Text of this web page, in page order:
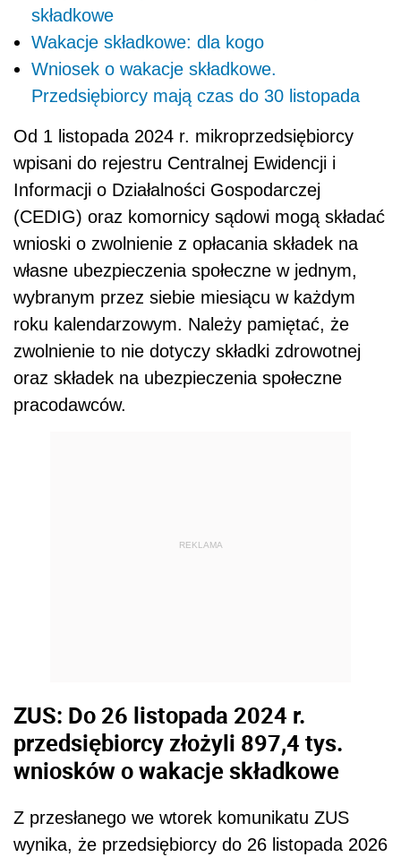
składkowe
Wakacje składkowe: dla kogo
Wniosek o wakacje składkowe.
Przedsiębiorcy mają czas do 30 listopada
Od 1 listopada 2024 r. mikroprzedsiębiorcy
wpisani do rejestru Centralnej Ewidencji i
Informacji o Działalności Gospodarczej
(CEDIG) oraz komornicy sądowi mogą składać
wnioski o zwolnienie z opłacania składek na
własne ubezpieczenia społeczne w jednym,
wybranym przez siebie miesiącu w każdym
roku kalendarzowym. Należy pamiętać, że
zwolnienie to nie dotyczy składki zdrowotnej
oraz składek na ubezpieczenia społeczne
pracodawców.
REKLAMA
ZUS: Do 26 listopada 2024 r.
przedsiębiorcy złożyli 897,4 tys.
wniosków o wakacje składkowe
Z przesłanego we wtorek komunikatu ZUS
wynika, że przedsiębiorcy do 26 listopada 2026